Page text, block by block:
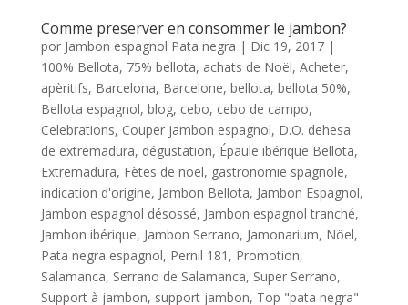
Comme preserver en consommer le jambon?
por Jambon espagnol Pata negra | Dic 19, 2017|
100% Bellota, 75% bellota, achats de Noël, Acheter,
apèritifs, Barcelona, Barcelone, bellota, bellota 50%,
Bellota espagnol, blog, cebo, cebo de campo,
Celebrations, Couper jambon espagnol, D.O. dehesa
de extremadura, dégustation, Épaule ibérique Bellota,
Extremadura, Fètes de nöel, gastronomie spagnole,
indication d'origine, Jambon Bellota, Jambon Espagnol,
Jambon espagnol désossé, Jambon espagnol tranché,
Jambon ibérique, Jambon Serrano, Jamonarium, Nöel,
Pata negra espagnol, Pernil 181 , Promotion,
Salamanca, Serrano de Salamanca, Super Serrano,
Support à jambon, support jambon, Top "pata negra"